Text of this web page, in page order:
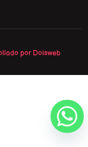
por Doisweb